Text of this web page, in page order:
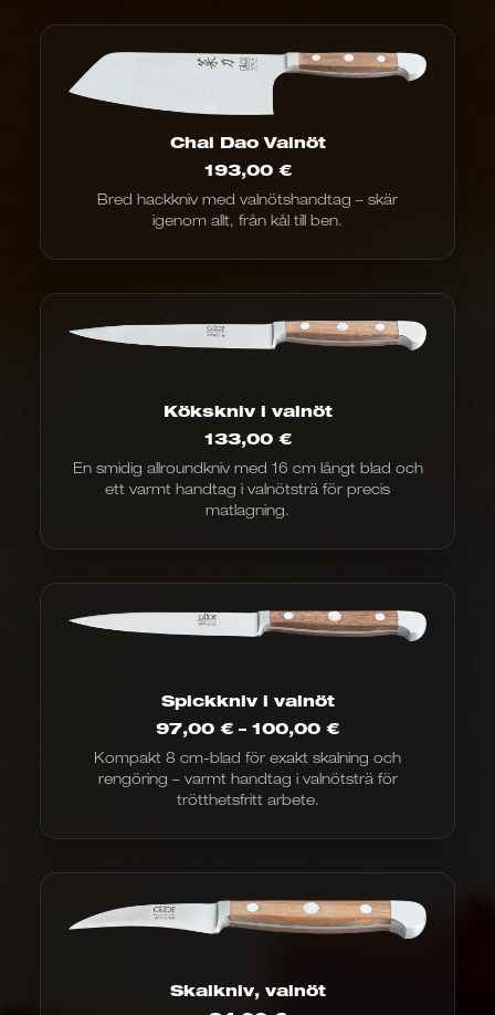
Chai Dao Valnöt
193,00 €
Bred hackkniv med valnötshandtag – skär
igenom allt, från kål till ben.
Kökskniv i valnöt
133,00 €
En smidig allroundkniv med 16 cm långt blad och
ett varmt handtag i valnötsträ för precis
matlagning.
Spickkniv i valnöt
97,00 € – 100,00 €Prisintervall:
€
till
Kompakt 8 cm-blad för exakt skalning och
rengöring – varmt handtag i valnötsträ för
trötthetsfritt arbete.
Skalkniv, valnöt